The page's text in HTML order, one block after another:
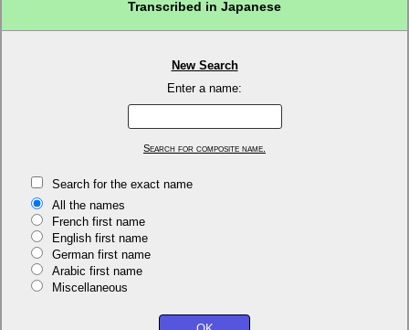
Transcribed in Japanese
New Search
Enter a name:
Search for composite name.
Search for the exact name
All the names
French first name
English first name
German first name
Arabic first name
Miscellaneous